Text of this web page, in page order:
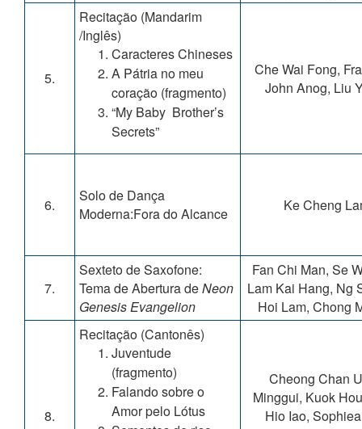
5.
Recitação (Mandarim
/Inglês)
Caracteres Chineses
A Pátria no meu
coração (fragmento)
“My Baby Brother’s
Secrets”
Che Wai Fong,
John Anog, Liu
6.
Solo de Dança
Moderna:Fora do Alcance
Ke Cheng
7.
Sexteto de Saxofone:
Tema de Abertura deNeon
Genesis Evangelion
Fan Chi Man, Se
Lam Kai Hang, Ng
Hoi Lam, Chong
8.
Recitação (Cantonês)
Juventude
(fragmento)
Falando sobre o
Amor pelo Lótus
Cheong Chan
Minggui, Kuok
Hio Iao,